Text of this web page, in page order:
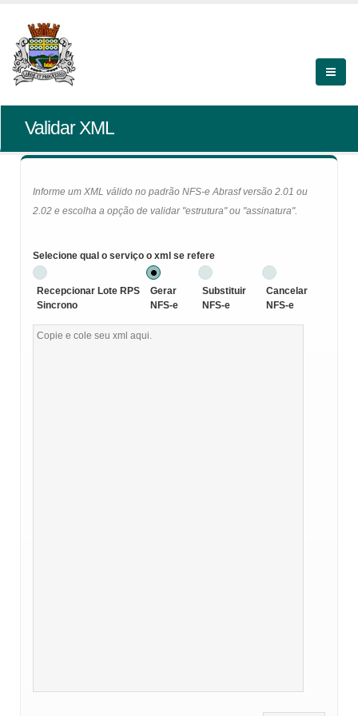
Validar XML
Informe um XML válido no padrão NFS-e Abrasf versão 2.01 ou
2.02 e escolha a opção de validar "estrutura" ou "assinatura".
Selecione qual o serviço o xml se refere
Recepcionar Lote RPS
Sincrono
Gerar
NFS-e
Substituir
NFS-e
Cancelar
NFS-e